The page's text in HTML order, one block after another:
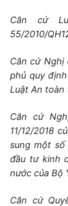
Căn cứ
55/2010/
Căn cứ Nghị
phủ quy
Luật An
Căn cứ
11/12/2018
sung một
đầu tư kinh
nước của Bộ
Căn cứ